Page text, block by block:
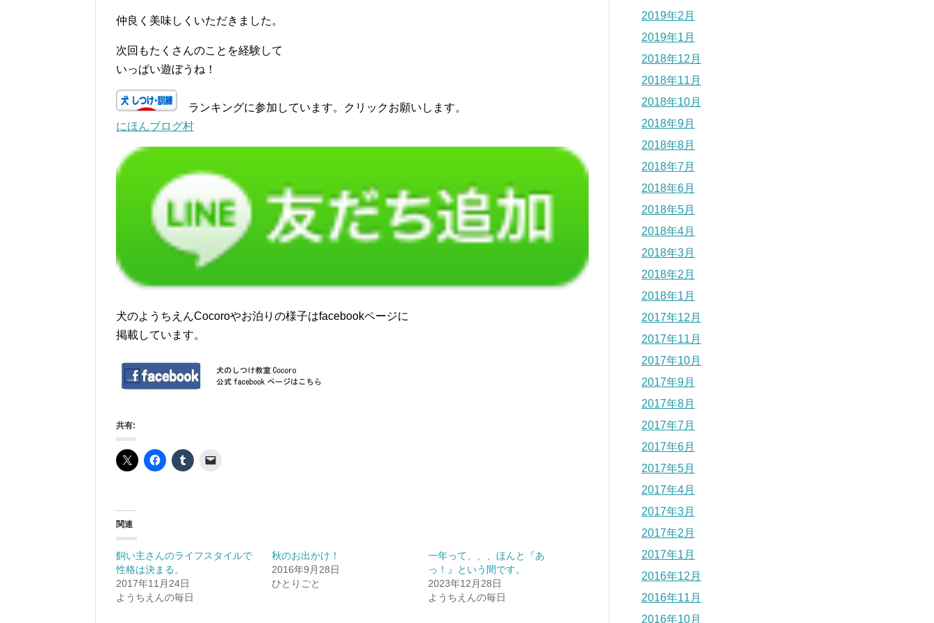
仲良く美味しくいただきました。
次回もたくさんのことを経験して
いっぱい遊ぼうね！
ランキングに参加しています。クリックお願いします。
にほんブログ村
犬のようちえんCocoroやお泊りの様子はfacebookページに
掲載しています。
共有:
関連
飼い主さんのライフスタイルで
性格は決まる。
2017年11月24日
ようちえんの毎日
秋のお出かけ！
2016年9月28日
ひとりごと
一年って、、、ほんと『あ
っ！』という間です。
2023年12月28日
ようちえんの毎日
2019年2月
2019年1月
2018年12月
2018年11月
2018年10月
2018年9月
2018年8月
2018年7月
2018年6月
2018年5月
2018年4月
2018年3月
2018年2月
2018年1月
2017年12月
2017年11月
2017年10月
2017年9月
2017年8月
2017年7月
2017年6月
2017年5月
2017年4月
2017年3月
2017年2月
2017年1月
2016年12月
2016年11月
2016年10月